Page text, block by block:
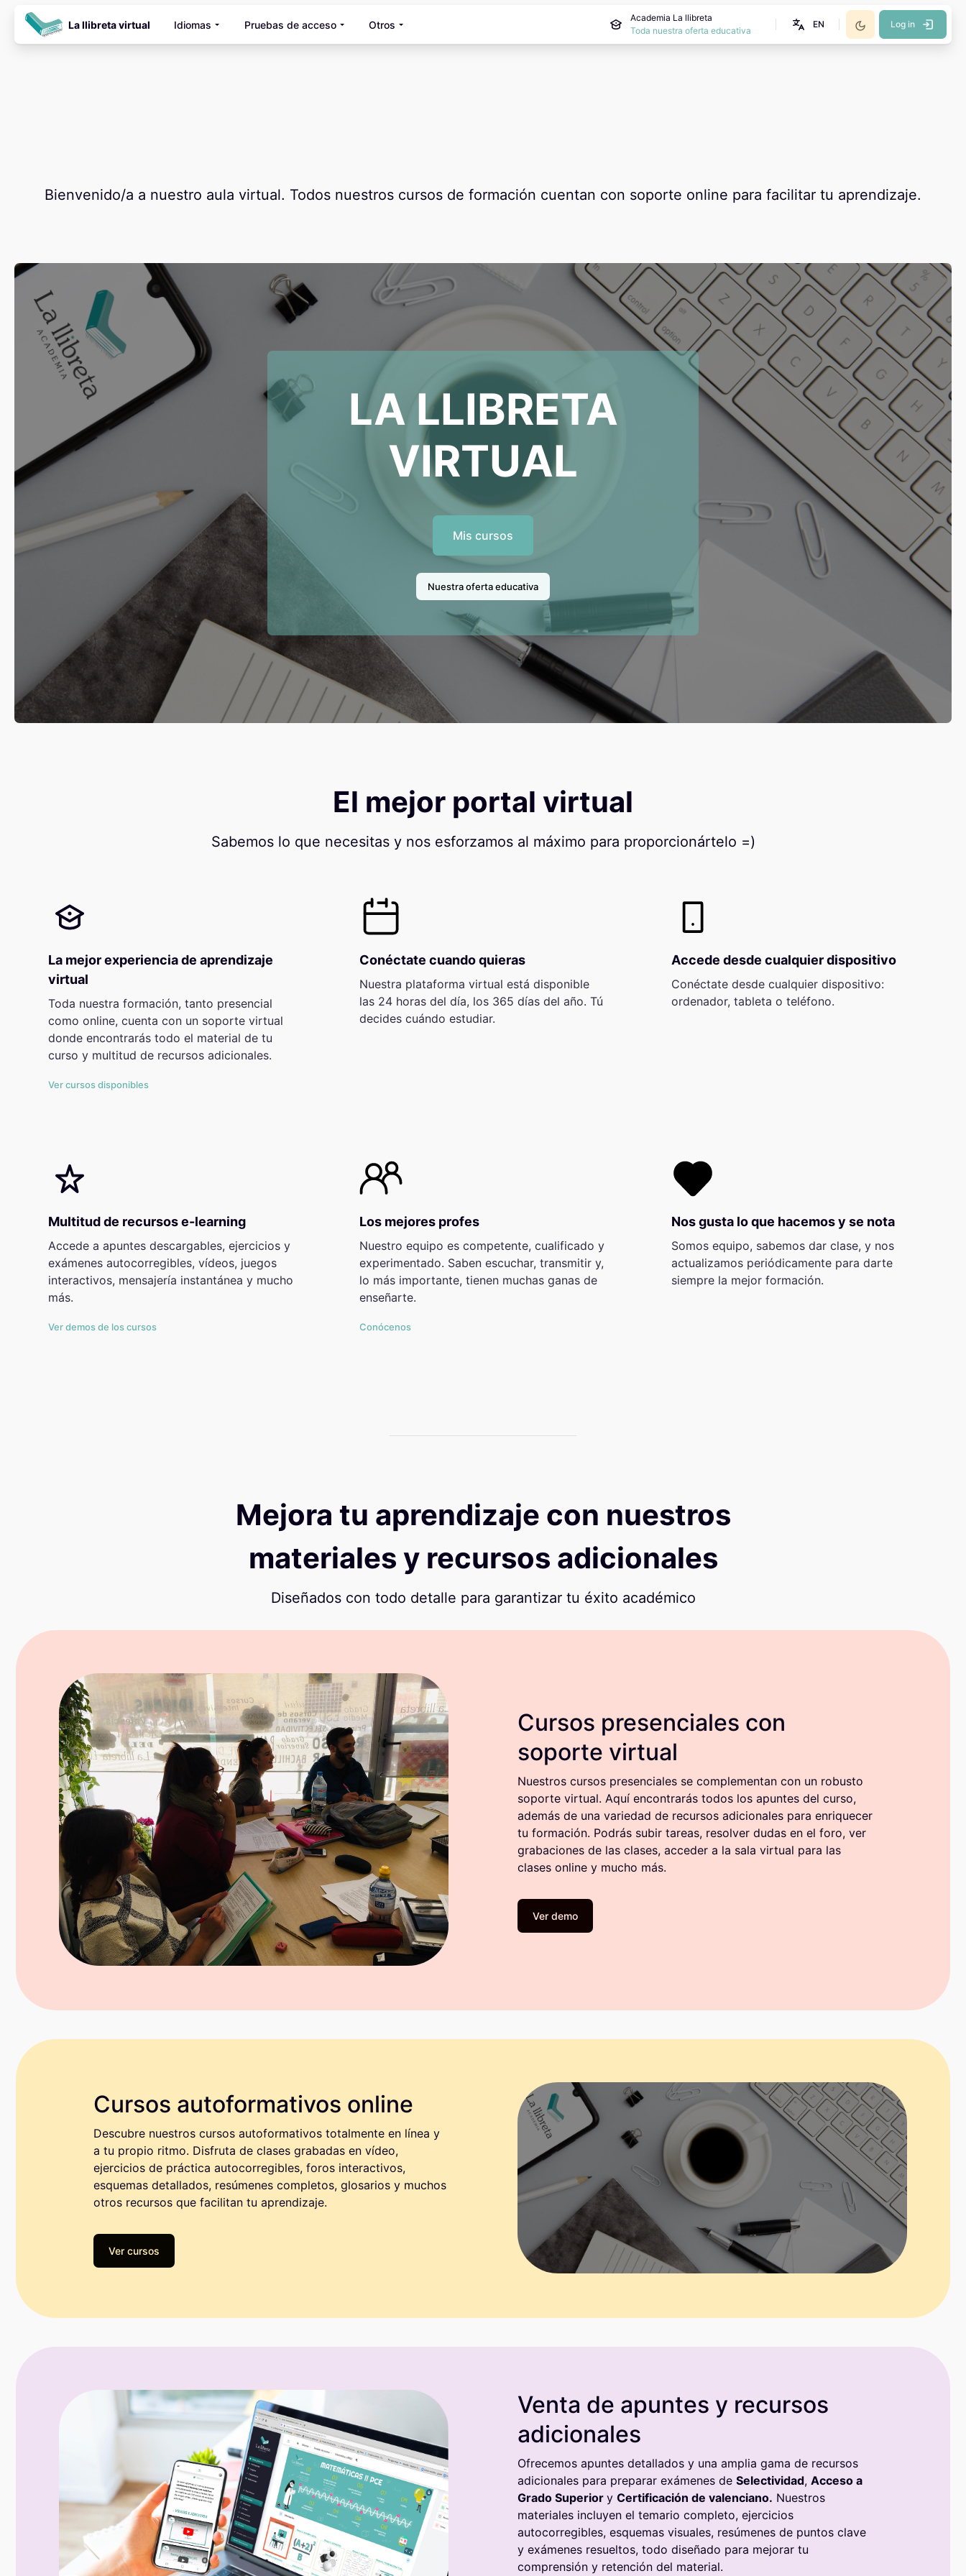
La llibreta virtual Idiomas Pruebas de acceso Otros
Academia La llibreta
Toda nuestra oferta educativa
EN Log in
Bienvenido/a a nuestro aula virtual. Todos nuestros cursos de formación cuentan con soporte online para facilitar tu aprendizaje.
LA LLIBRETA
VIRTUAL
Mis cursos
Nuestra oferta educativa
El mejor portal virtual
Sabemos lo que necesitas y nos esforzamos al máximo para proporcionártelo =)
La mejor experiencia de aprendizaje
virtual
Toda nuestra formación, tanto presencial
como online, cuenta con un soporte virtual
donde encontrarás todo el material de tu
curso y multitud de recursos adicionales.
Ver cursos disponibles
Conéctate cuando quieras
Nuestra plataforma virtual está disponible
las 24 horas del día, los 365 días del año. Tú
decides cuándo estudiar.
Accede desde cualquier dispositivo
Conéctate desde cualquier dispositivo:
ordenador, tableta o teléfono.
Multitud de recursos e-learning
Accede a apuntes descargables, ejercicios y
exámenes autocorregibles, vídeos, juegos
interactivos, mensajería instantánea y mucho
más.
Ver demos de los cursos
Los mejores profes
Nuestro equipo es competente, cualificado y
experimentado. Saben escuchar, transmitir y,
lo más importante, tienen muchas ganas de
enseñarte.
Conócenos
Nos gusta lo que hacemos y se nota
Somos equipo, sabemos dar clase, y nos
actualizamos periódicamente para darte
siempre la mejor formación.
Mejora tu aprendizaje con nuestros
materiales y recursos adicionales
Diseñados con todo detalle para garantizar tu éxito académico
Cursos presenciales con
soporte virtual
Nuestros cursos presenciales se complementan con un robusto
soporte virtual. Aquí encontrarás todos los apuntes del curso,
además de una variedad de recursos adicionales para enriquecer
tu formación. Podrás subir tareas, resolver dudas en el foro, ver
grabaciones de las clases, acceder a la sala virtual para las
clases online y mucho más.
Ver demo
Cursos autoformativos online
Descubre nuestros cursos autoformativos totalmente en línea y
a tu propio ritmo. Disfruta de clases grabadas en vídeo,
ejercicios de práctica autocorregibles, foros interactivos,
esquemas detallados, resúmenes completos, glosarios y muchos
otros recursos que facilitan tu aprendizaje.
Ver cursos
Venta de apuntes y recursos
adicionales
Ofrecemos apuntes detallados y una amplia gama de recursos
adicionales para preparar exámenes de Selectividad, Acceso a
Grado Superior y Certificación de valenciano. Nuestros
materiales incluyen el temario completo, ejercicios
autocorregibles, esquemas visuales, resúmenes de puntos clave
y exámenes resueltos, todo diseñado para mejorar tu
comprensión y retención del material.